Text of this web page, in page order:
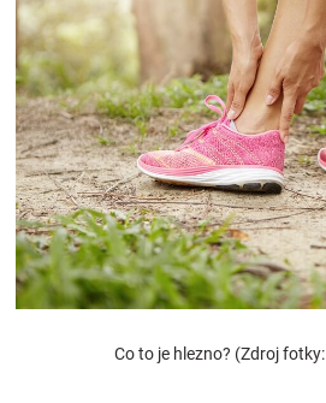
a
zábava
pro
děti
Těhotenské
Co to je hlezno? (Zdroj fotky: